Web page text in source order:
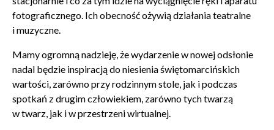
WYŚLIJ
fotograficznego. Ich obecność ożywią działania teatralne
i muzyczne.
Mamy ogromną nadzieję, że wydarzenie w nowej odsłonie
nadal będzie inspiracją do niesienia świętomarcińskich
wartości, zarówno przy rodzinnym stole, jak i podczas
spotkań z drugim człowiekiem, zarówno tych twarzą
w twarz, jak i w przestrzeni wirtualnej.